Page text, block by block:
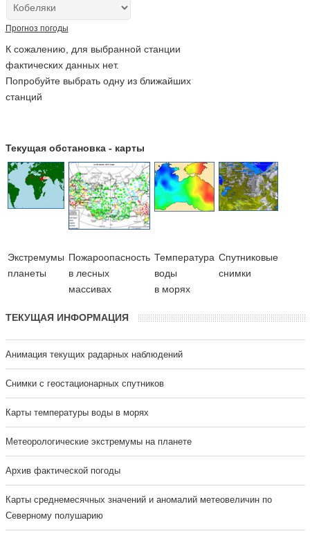
Прогноз погоды
К сожалению, для выбранной станции
фактических данных нет.
Попробуйте выбрать одну из ближайших
станций
Текущая обстановка - карты
Экстремумы
планеты
Пожароопасность
в лесных
массивах
Температура
воды
в морях
Cпутниковые
снимки
ТЕКУЩАЯ ИНФОРМАЦИЯ
Анимация текущих радарных наблюдений
Cнимки с геостационарных спутников
Карты температуры воды в морях
Метеорологические экстремумы на планете
Архив фактической погоды
Карты среднемесячных значений и аномалий метеовеличин по
Северному полушарию